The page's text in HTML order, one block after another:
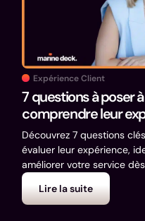
Expérience Client
7 questions à poser
comprendre leur
Découvrez 7 questions
évaluer leur expérience,
améliorer votre service
Lire la suite